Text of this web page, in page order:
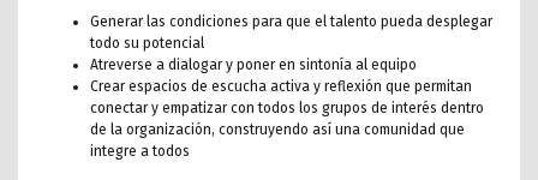
Generar las condiciones para que el talento pueda desplegar
todo su potencial
Atreverse a dialogar y poner en sintonía al equipo
Crear espacios de escucha activa y reflexión que permitan
conectar y empatizar con todos los grupos de interés dentro
de la organización, construyendo así una comunidad que
integre a todos